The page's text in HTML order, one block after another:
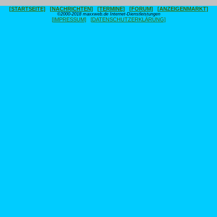
[STARTSEITE] [NACHRICHTEN] [TERMINE] [FORUM] [ANZEIGENMARKT]
©2000-2018 maxxweb.de Internet-Dienstleistungen
[IMPRESSUM] [DATENSCHUTZERKLÄRUNG]